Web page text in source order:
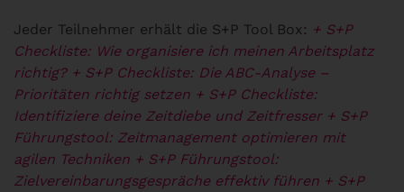
Jeder Teilnehmer erhält die S+P Tool Box: + S+P
Checkliste: Wie organisiere ich meinen Arbeitsplatz
richtig? + S+P Checkliste: Die ABC-Analyse –
Prioritäten richtig setzen + S+P Checkliste:
Identifiziere deine Zeitdiebe und Zeitfresser + S+P
Führungstool: Zeitmanagement optimieren mit
agilen Techniken + S+P Führungstool:
Zielvereinbarungsgespräche effektiv führen + S+P